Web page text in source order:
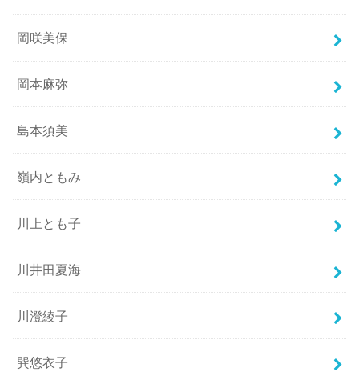
岡咲美保
岡本麻弥
島本須美
嶺内ともみ
川上とも子
川井田夏海
川澄綾子
巽悠衣子